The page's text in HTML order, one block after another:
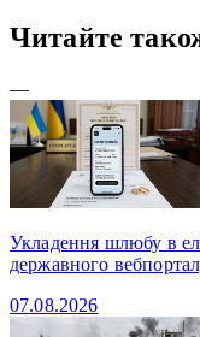
Читайте
—
Укладення шлюбу в
державного
07.08.2026